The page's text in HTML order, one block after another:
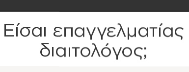
διερευνήσει το κατά πόσο μπορεί η θεωρία της
συμπεριφορές και συγκεκριμένα την
σνακ.